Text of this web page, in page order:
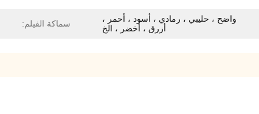
واضح ، حليبي ، رمادي ، أسود ، أحمر ،
أزرق ، أخضر ، الخ
سماكة الفيلم: